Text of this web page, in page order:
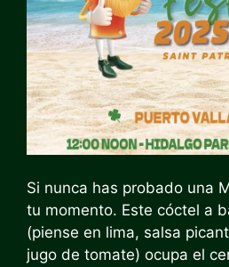
Si nunca has probado una
tu momento. Este cóctel a
(piense en lima, salsa
jugo de tomate) ocupa el